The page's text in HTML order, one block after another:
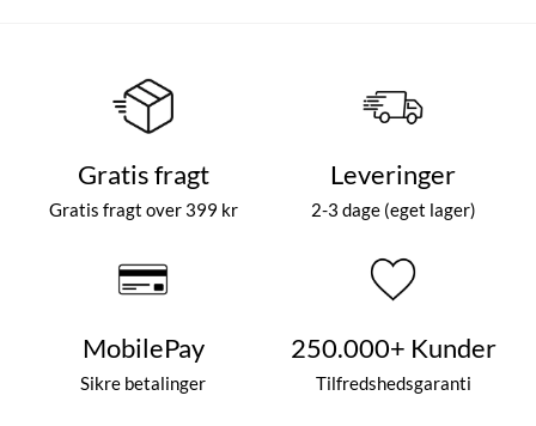
Gratis fragt
Gratis fragt over 399 kr
Leveringer
2-3 dage (eget lager)
MobilePay
Sikre betalinger
250.000+ Kunder
Tilfredshedsgaranti